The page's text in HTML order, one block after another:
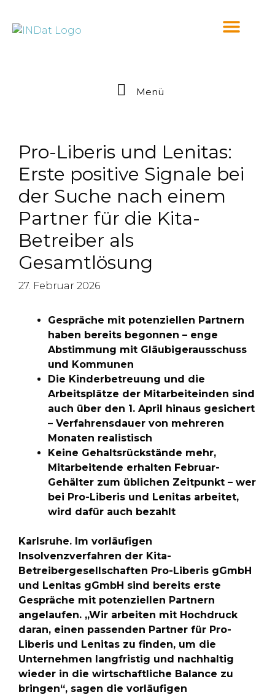
Menü
Pro-Liberis und Lenitas:
Erste positive Signale bei
der Suche nach einem
Partner für die Kita-
Betreiber als
Gesamtlösung
27. Februar 2026
Gespräche mit potenziellen Partnern
haben bereits begonnen – enge
Abstimmung mit Gläubigerausschuss
und Kommunen
Die Kinderbetreuung und die
Arbeitsplätze der Mitarbeiteinden sind
auch über den 1. April hinaus gesichert
– Verfahrensdauer von mehreren
Monaten realistisch
Keine Gehaltsrückstände mehr,
Mitarbeitende erhalten Februar-
Gehälter zum üblichen Zeitpunkt – wer
bei Pro-Liberis und Lenitas arbeitet,
wird dafür auch bezahlt
Karlsruhe. Im vorläufigen
Insolvenzverfahren der Kita-
Betreibergesellschaften Pro-Liberis gGmbH
und Lenitas gGmbH sind bereits erste
Gespräche mit potenziellen Partnern
angelaufen. „Wir arbeiten mit Hochdruck
daran, einen passenden Partner für Pro-
Liberis und Lenitas zu finden, um die
Unternehmen langfristig und nachhaltig
wieder in die wirtschaftliche Balance zu
bringen“, sagen die vorläufigen